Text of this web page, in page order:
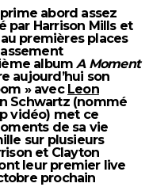
abord assez
par Harrison Mills et
premières places
albumA Moment
aujourd’hui son
» avec Leon
Schwartz (nommé
vidéo) met ce
de sa vie
sur plusieurs
et Clayton
leur premier live
prochain